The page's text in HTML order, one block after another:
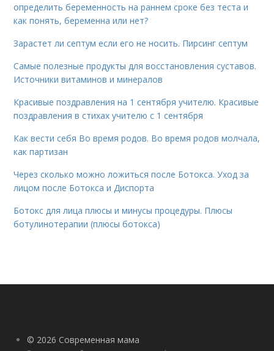
определить беременность на раннем сроке без теста и
как понять, беременна или нет?
Зарастет ли септум если его не носить. Пирсинг септум
Самые полезные продукты для восстановления суставов.
Источники витаминов и минералов
Красивые поздравления на 1 сентября учителю. Красивые
поздравления в стихах учителю с 1 сентября
Как вести себя Во время родов. Во время родов молчала,
как партизан
Через сколько можно ложиться после Ботокса. Уход за
лицом после Ботокса и Диспорта
Ботокс для лица плюсы и минусы процедуры. Плюсы
ботулинотерапии (плюсы ботокса)
© 2026 Современная мама